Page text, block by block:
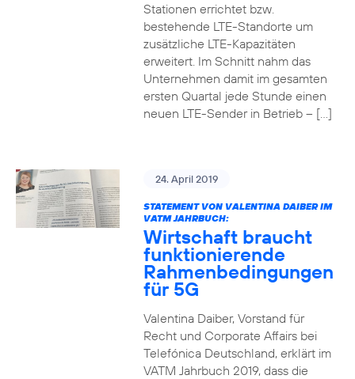
Stationen errichtet bzw.
bestehende LTE-Standorte um
zusätzliche LTE-Kapazitäten
erweitert. Im Schnitt nahm das
Unternehmen damit im gesamten
ersten Quartal jede Stunde einen
neuen LTE-Sender in Betrieb – […]
24. April 2019
STATEMENT VON VALENTINA DAIBER IM
VATM JAHRBUCH:
Wirtschaft braucht
funktionierende
Rahmenbedingungen
für 5G
Valentina Daiber, Vorstand für
Recht und Corporate Affairs bei
Telefónica Deutschland, erklärt im
VATM Jahrbuch 2019, dass die